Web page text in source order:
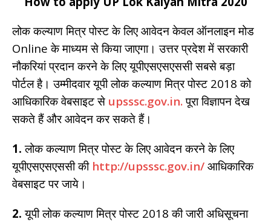
लोक कल्याण मित्र पोस्ट के लिए आवेदन केवल ऑनलाइन मोड
Online के माध्यम से किया जाएगा। उत्तर प्रदेश में सरकारी
नौकरियां प्रदान करने के लिए यूपीएसएसएससी सबसे बड़ा
पोर्टल है। उम्मीदवार यूपी लोक कल्याण मित्र पोस्ट 2018 को
आधिकारिक वेबसाइट से upsssc.gov.in. पूरा विज्ञापन देख
सकते हैं और आवेदन कर सकते हैं।
1. लोक कल्याण मित्र पोस्ट के लिए आवेदन करने के लिए
यूपीएसएसएससी की http://upsssc.gov.in/ आधिकारिक
वेबसाइट पर जाये।
2. यूपी लोक कल्याण मित्र पोस्ट 2018 की जारी अधिसूचना